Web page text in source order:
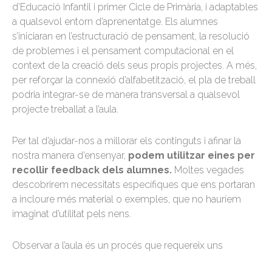
d’Educació Infantil i primer Cicle de Primària, i adaptables
a qualsevol entorn d’aprenentatge. Els alumnes
s’iniciaran en l’estructuració de pensament, la resolució
de problemes i el pensament computacional en el
context de la creació dels seus propis projectes. A més,
per reforçar la connexió d’alfabetització, el pla de treball
podria integrar-se de manera transversal a qualsevol
projecte treballat a l’aula.
Per tal d’ajudar-nos a millorar els continguts i afinar la
nostra manera d’ensenyar, podem utilitzar eines per
recollir feedback dels alumnes. Moltes vegades
descobrirem necessitats específiques que ens portaran
a incloure més material o exemples, que no hauríem
imaginat d’utilitat pels nens.
Observar a l’aula és un procés que requereix uns